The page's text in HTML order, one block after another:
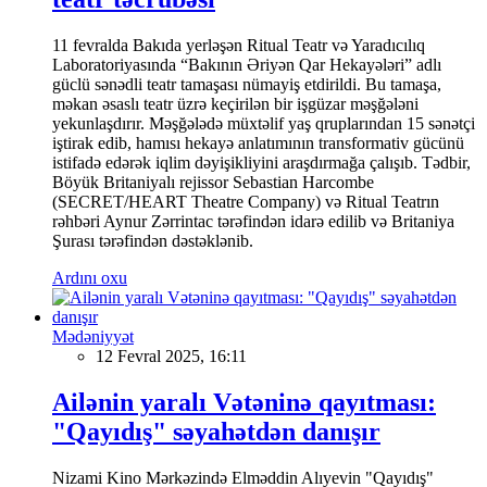
11 fevralda Bakıda yerləşən Ritual Teatr və Yaradıcılıq
Laboratoriyasında “Bakının Əriyən Qar Hekayələri” adlı
güclü sənədli teatr tamaşası nümayiş etdirildi. Bu tamaşa,
məkan əsaslı teatr üzrə keçirilən bir işgüzar məşğələni
yekunlaşdırır. Məşğələdə müxtəlif yaş qruplarından 15 sənətçi
iştirak edib, hamısı hekayə anlatımının transformativ gücünü
istifadə edərək iqlim dəyişikliyini araşdırmağa çalışıb. Tədbir,
Böyük Britaniyalı rejissor Sebastian Harcombe
(SECRET/HEART Theatre Company) və Ritual Teatrın
rəhbəri Aynur Zərrintac tərəfindən idarə edilib və Britaniya
Şurası tərəfindən dəstəklənib.
Ardını oxu
Mədəniyyət
12 Fevral 2025, 16:11
Ailənin yaralı Vətəninə qayıtması:
"Qayıdış" səyahətdən danışır
Nizami Kino Mərkəzində Elməddin Alıyevin "Qayıdış"